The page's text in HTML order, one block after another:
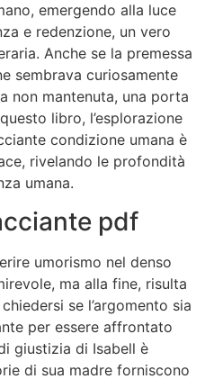
emergendo alla luce
e redenzione, un vero
Anche se la premessa
sembrava curiosamente
non mantenuta, una porta
libro, l’esplorazione
condizione umana è
rivelando le profondità
umana.
pdf
umorismo nel denso
ma alla fine, risulta
se l’argomento sia
per essere affrontato
giustizia di Isabell è
di sua madre forniscono